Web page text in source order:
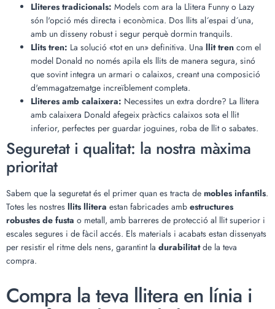
Lliteres tradicionals: Models com ara la Llitera Funny o Lazy
són l'opció més directa i econòmica. Dos llits al´espai d´una,
amb un disseny robust i segur perquè dormin tranquils.
Llits tren: La solució «tot en un» definitiva. Una llit tren com el
model Donald no només apila els llits de manera segura, sinó
que sovint integra un armari o calaixos, creant una composició
d'emmagatzematge increïblement completa.
Lliteres amb calaixera: Necessites un extra dordre? La llitera
amb calaixera Donald afegeix pràctics calaixos sota el llit
inferior, perfectes per guardar joguines, roba de llit o sabates.
Seguretat i qualitat: la nostra màxima
prioritat
Sabem que la seguretat és el primer quan es tracta de mobles infantils.
Totes les nostres llits llitera estan fabricades amb estructures
robustes de fusta o metall, amb barreres de protecció al llit superior i
escales segures i de fàcil accés. Els materials i acabats estan dissenyats
per resistir el ritme dels nens, garantint la durabilitatde la teva
compra.
Compra la teva llitera en línia i